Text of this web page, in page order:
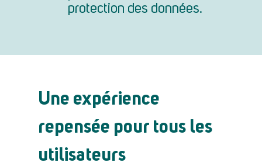
protection des données.
Une expérience
repensée pour tous les
utilisateurs